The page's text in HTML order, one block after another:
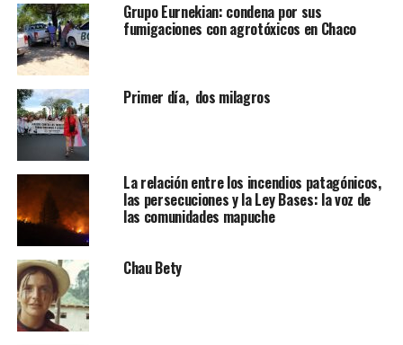
Grupo Eurnekian: condena por sus
fumigaciones con agrotóxicos en Chaco
Primer día, dos milagros
La relación entre los incendios patagónicos,
las persecuciones y la Ley Bases: la voz de
las comunidades mapuche
Chau Bety